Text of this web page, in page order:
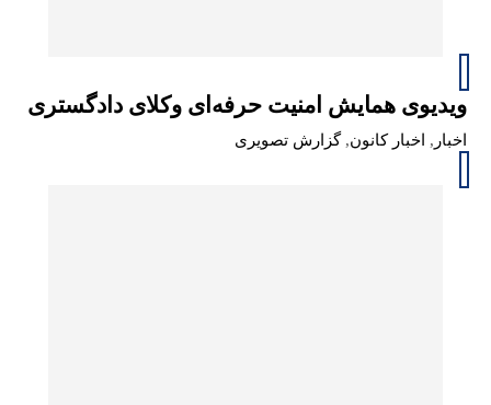
ویدیوی همایش امنیت حرفه‌ای وکلای دادگستری
اخبار , اخبار کانون,گزارش تصویری